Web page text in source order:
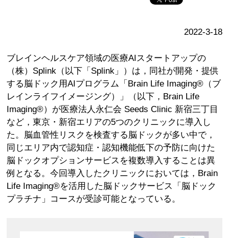
2022-3-18
ブレインヘルスケア領域の医療AIスタートアップの
（株）Splink（以下「Splink」）は，同社が開発・提供
する脳ドック用AIプログラム「Brain Life Imaging®（ブ
レインライフイメージング）」（以下，Brain Life
Imaging®）が医療法人永仁会 Seeds Clinic 新宿三丁目
など，東京・新宿エリアの5つのクリニックに導入し
た。脳血管性リスクを検査する脳ドックが多い中で，
同じエリア内で認知症・認知機能低下の予防に向けた
脳ドックオプションサービスを複数導入することは異
例となる。今回導入したクリニックにおいては，Brain
Life Imaging®を活用した脳ドックサービス「脳ドック
プラチナ」コースが受診可能となっている。